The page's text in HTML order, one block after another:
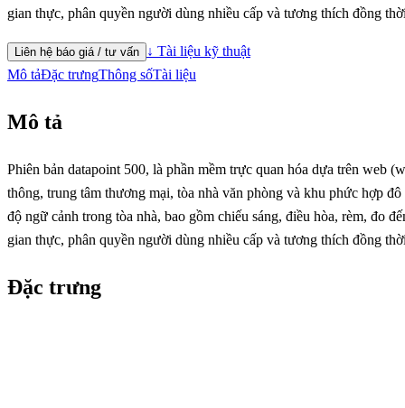
gian thực, phân quyền người dùng nhiều cấp và tương thích đồng
Liên hệ báo giá / tư vấn
↓ Tài liệu kỹ thuật
Mô tảĐặc trưngThông sốTài liệu
Mô tả
Phiên bản datapoint 500, là phần mềm trực quan hóa dựa trên web
thông, trung tâm thương mại, tòa nhà văn phòng và khu phức hợp
độ ngữ cảnh trong tòa nhà, bao gồm chiếu sáng, điều hòa, rèm, đo
gian thực, phân quyền người dùng nhiều cấp và tương thích đồng
Đặc trưng